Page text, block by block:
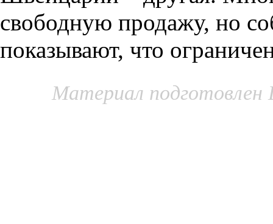
свободную продажу, но
показывают, что
Материал подготовлен